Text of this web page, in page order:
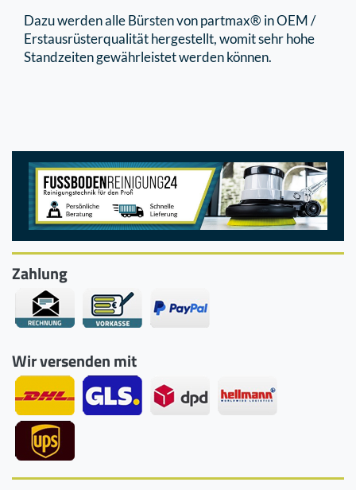
Dazu werden alle Bürsten von partmax® in OEM /
Erstausrüsterqualität hergestellt, womit sehr hohe
Standzeiten gewährleistet werden können.
Zahlung
Wir versenden mit